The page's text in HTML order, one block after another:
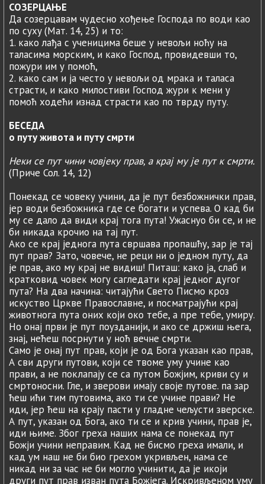
СОЗЕРЦАЊЕ
Да созерцавам чудесно хођење Господа по води као
пo cyxy (Maт. 14, 25) и то:
1. како лађа c ученицима беше у невољи ноћу на
таласима морским, и како Господ, провидевши то,
пожури им у помоћ,
2. како сам и ја често у невољи од мрака и таласа
страсти, и како милостиви Господ жури к мени у
помоћ ходећи изнад страсти као по тврду путу.
БЕСЕДА
о путу живота и путу смрти
Неки се пут чини човјеку прав, а крај му је пут к смрти.
(Приче Сол. 14, 12)
Понекад се човеку учини, да је пут безбожнички прав,
јер води безбожника где се богати и успева. О кад би
му се дало да види крај тога пута! Ужаснуо би се, и не
би никада крочио на тај пут.
Ако се крај једнога пута свршава пропашћу, зар је тај
пут прав? Зато, човече, не реци ни о једном путу, да
је прав, ако му крај не видиш! Питаш: како ја, слаб и
кратковид човек могу сагледати крај једног дугог
пута? На два начина: читајући Свето Писмо кроз
искуство Цркве Православне, и посматрајући крај
животнога пута оних који око тебе, а пре тебе, умиру.
Но онај први је пут поузданији, и ако се држиш њега,
знај, нећеш посрнути у ноћ вечне смрти.
Само је онај пут прав, који је од Бога указан као прав,
А сви други путови, који се твоме уму учине као
прави, а не поклапају се са путом Божјим, криви су и
смртоносни. Гле, и зверови имају своје путове. па зар
ћеш ићи тим путовима, ако ти се учине прави? Не
иди, јер ћеш на крају пасти у гладне чељусти зверске.
А пут, указан од Бога, ако ти се и крив учини, прав је,
иди њиме. Због греха наших нама се понекад пут
Божји учини неправим. Кад не бисмо греха имали, и
кад ум наш не би био грехом укривљен, нама се
никад ни за час не би могло учинити, да је икоји
други пут прав изван пута Божјега. Искривљеном уму